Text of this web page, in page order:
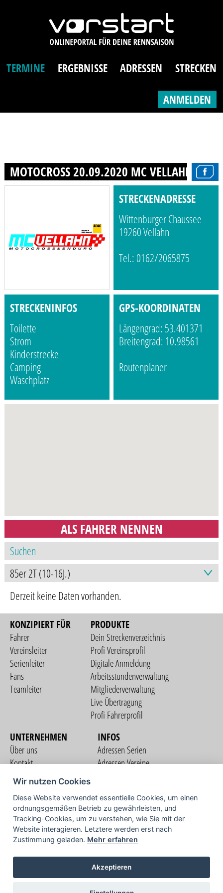
TERMINE ERGEBNISSE ADRESSEN STRECKEN
ANMELDEN
MOTOCROSS 20.09.2020 MC VELLAHN IM
STRECKENADRESSE
Wittenburger Chaussee
19260 Vellahn
Tel.: 0162/2065875
STRECKENINFOS
Toilette
Strom
Kinderstrecke
Camping
Waschplatz
GPS-KOORDINATEN
Längengrad: 53.401371
Breitengrad: 10.98561
Routenplaner
ALS FAHRER NENNEN
Derzeit keine Daten vorhanden.
KONZIPIERT FÜR
Fahrer
Vereinsleiter
Serienleiter
Fans
Teamleiter
PRODUKTE
Dein Streckenverzeichnis
Profi Vereinsprofil
Digitale Anmeldung
Arbeitsstundenverwaltung
Mitgliederverwaltung
Live Übertragung
Profi Fahrerprofil
UNTERNEHMEN
Über uns
Kontakt
Nutzungsbedingungen
Datenschutzerklärung
Impressum
INFOS
Adressen Serien
Adressen Vereine
COMMUNITY
TV
Wir nutzen Cookies
Diese Website verwendet essentielle Cookies, um einen
ordnungsgemäßen Betrieb zu gewährleisten, und
Tracking-Cookies, um zu verstehen, wie Sie mit der
Website interagieren. Letztere werden erst nach
Zustimmung geladen. Mehr erfahren
Akzeptieren